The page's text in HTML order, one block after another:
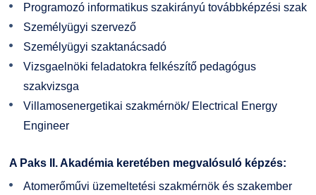
Programozó informatikus szakirányú továbbképzési szak
Személyügyi szervező
Személyügyi szaktanácsadó
Vizsgaelnöki feladatokra felkészítő pedagógus
szakvizsga
Villamosenergetikai szakmérnök/ Electrical Energy
Engineer
A Paks II. Akadémia keretében megvalósuló képzés:
Atomerőművi üzemeltetési szakmérnök és szakember